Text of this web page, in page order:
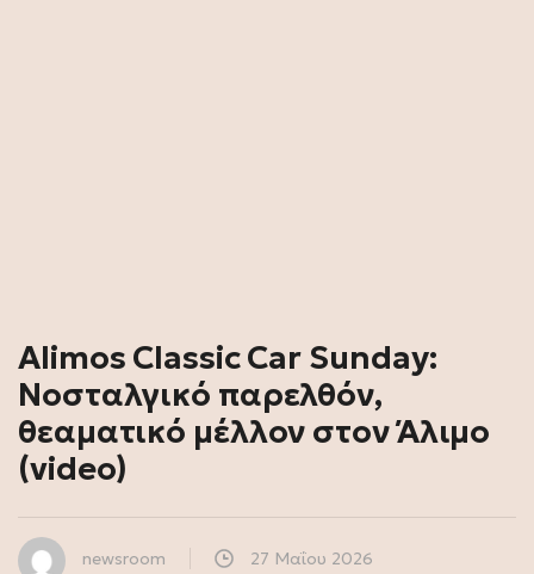
Alimos Classic Car Sunday:
Νοσταλγικό παρελθόν,
θεαματικό μέλλον στον Άλιμο
(video)
newsroom 27 Μαΐου 2026